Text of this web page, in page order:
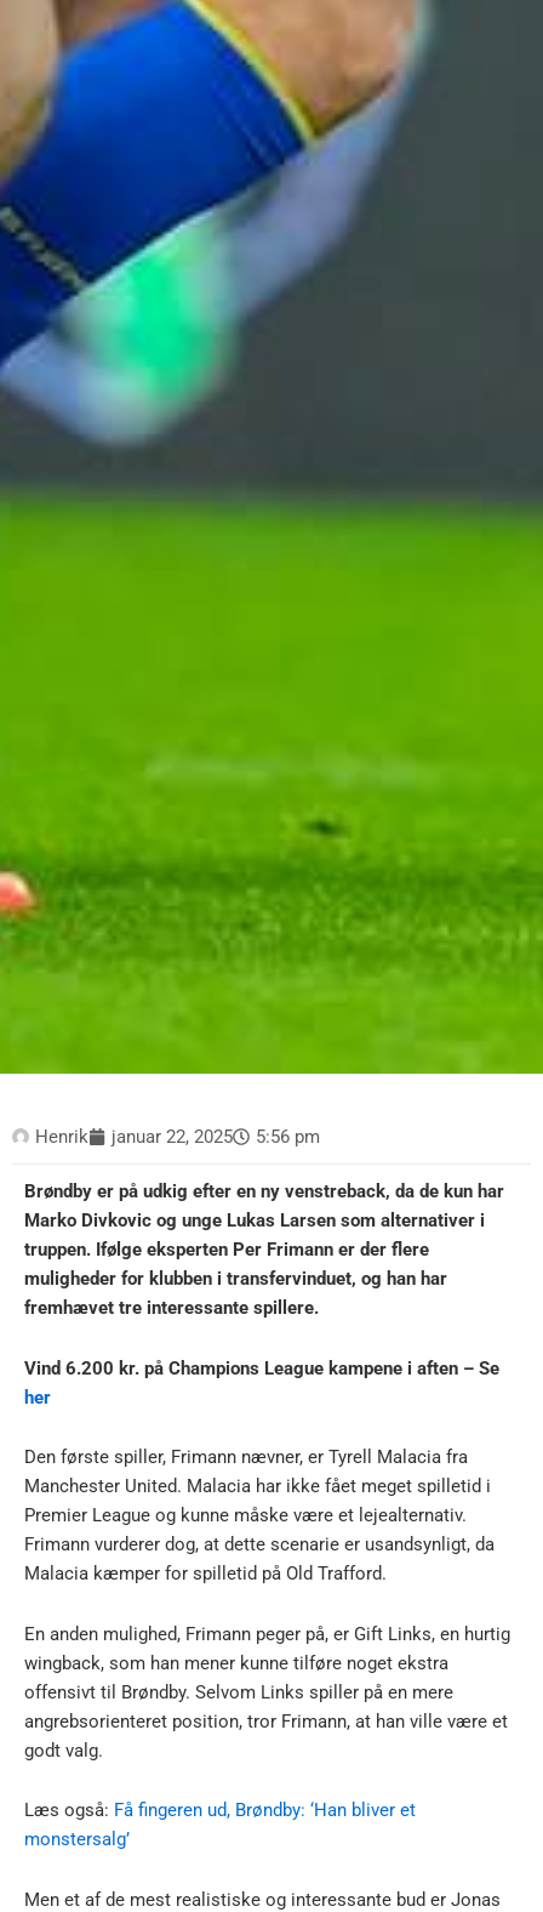
Henrik januar 22, 2025 5:56 pm
Brøndby er på udkig efter en ny venstreback, da de kun har
Marko Divkovic og unge Lukas Larsen som alternativer i
truppen. Ifølge eksperten Per Frimann er der flere
muligheder for klubben i transfervinduet, og han har
fremhævet tre interessante spillere.
Vind 6.200 kr. på Champions League kampene i aften – Se
her
Den første spiller, Frimann nævner, er Tyrell Malacia fra
Manchester United. Malacia har ikke fået meget spilletid i
Premier League og kunne måske være et lejealternativ.
Frimann vurderer dog, at dette scenarie er usandsynligt, da
Malacia kæmper for spilletid på Old Trafford.
En anden mulighed, Frimann peger på, er Gift Links, en hurtig
wingback, som han mener kunne tilføre noget ekstra
offensivt til Brøndby. Selvom Links spiller på en mere
angrebsorienteret position, tror Frimann, at han ville være et
godt valg.
Læs også: Få fingeren ud, Brøndby: ‘Han bliver et
monstersalg’
Men et af de mest realistiske og interessante bud er Jonas